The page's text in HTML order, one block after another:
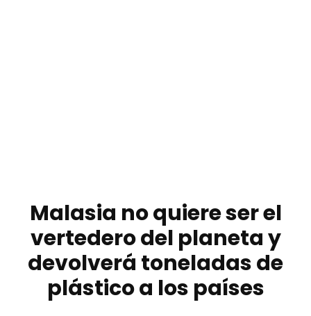
Malasia no quiere ser el
vertedero del planeta y
devolverá toneladas de
plástico a los países